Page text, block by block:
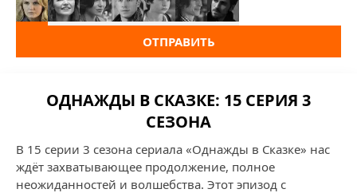
ОТПРАВИТЬ
ОДНАЖДЫ В СКАЗКЕ: 15 СЕРИЯ 3
СЕЗОНА
В 15 серии 3 сезона сериала «Однажды в Сказке» нас
ждёт захватывающее продолжение, полное
неожиданностей и волшебства. Этот эпизод с